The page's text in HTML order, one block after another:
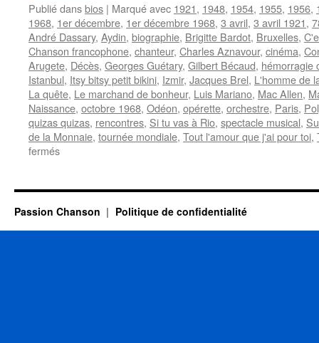
Publié dansbios | Marqué avec 1921, 1948, 1954, 1955, 1956,
1968, 1er décembre, 1er décembre 1968, 3 avril, 3 avril 1921,
André Dassary, Aydin, biographie, Brigitte Bardot, Bruxelles,
Chanson francophone, chanteur, Charles Aznavour, cinéma,
Arugete, Décès, Georges Guétary, Gilbert Bécaud, hémorragie
Istanbul, Itsy bitsy petit bikini, Izmir, Jacques Brel, L'homme de
La quête, Le marchand de bonheur, Luis Mariano, Mac Allen,
Naissance, octobre 1968, Odéon, opérette, orchestre, Paris,
quizas quizas, rencontres, Si tu vas à Rio, spectacle musical,
de la Monnaie, tournée mondiale, Tout l'amour que j'ai pour toi,
ferméssur
Passion Chanson Politique de confidentialité